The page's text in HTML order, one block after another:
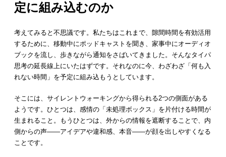
定に組み込むのか
考えてみると不思議です。私たちはこれまで、隙間時間を有効活用
するために、移動中にポッドキャストを聞き、家事中にオーディオ
ブックを流し、歩きながら通知をさばいてきました。そんなタイパ
思考の延長線上にいたはずです。それなのに今、わざわざ「何も入
れない時間」を予定に組み込もうとしています。
そこには、サイレントウォーキングから得られる2つの側面がある
ようです。ひとつは、感情の「未処理ボックス」を片付ける時間が
生まれること。もうひとつは、外からの情報を遮断することで、内
側からの声——アイデアや違和感、本音——が顔を出しやすくなる
ことです。